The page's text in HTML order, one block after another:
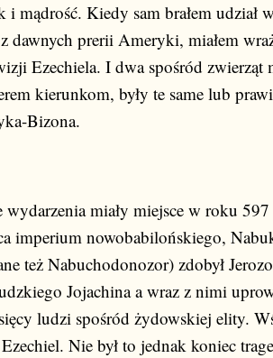
i mądrość. Kiedy sam brałem udział
dawnych prerii Ameryki, miałem
Ezechiela. I dwa spośród zwierząt
kierunkom, były te same lub
Bizona.
wydarzenia miały miejsce w roku
imperium nowobabilońskiego,
też Nabuchodonozor) zdobył
Jojachina a wraz z nimi
ludzi spośród żydowskiej elity.
Nie był to jednak koniec